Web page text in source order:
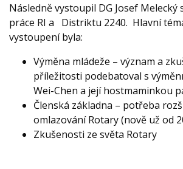
Následně vystoupil DG Josef Melecký
práce RI a Distriktu 2240. Hlavní
vystoupení byla:
Výměna mládeže – význam a
příležitosti podebatoval s
Wei-Chen a její hostmaminkou
Členská základna – potřeba
omlazování Rotary (nově už od
Zkušenosti ze světa Rotary